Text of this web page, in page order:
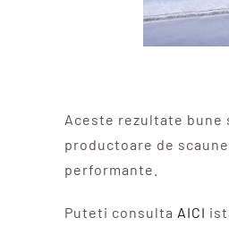
Aceste rezultate bune
productoare de
performante.
Puteti consulta AICI